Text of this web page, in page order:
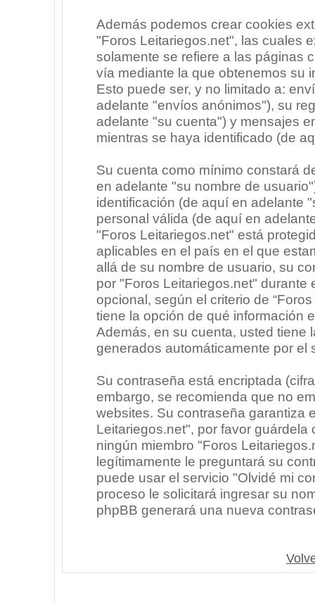
Además podemos crear cookies
"Foros Leitariegos.net", las cuales
solamente se refiere a las páginas
vía mediante la que obtenemos su
Esto puede ser, y no limitado a:
adelante "envíos anónimos"), su
adelante "su cuenta") y mensajes
mientras se haya identificado (de
Su cuenta como mínimo constará
en adelante "su nombre de
identificación (de aquí en adelante
personal válida (de aquí en
"Foros Leitariegos.net" está
aplicables en el país en el que
allá de su nombre de usuario, su
por "Foros Leitariegos.net" durante
opcional, según el criterio de
tiene la opción de qué información
Además, en su cuenta, usted tiene
generados automáticamente por el
Su contraseña está encriptada
embargo, se recomienda que no
websites. Su contraseña garantiza
Leitariegos.net", por favor
ningún miembro "Foros
legítimamente le preguntará su
puede usar el servicio "Olvidé mi
proceso le solicitará ingresar su
phpBB generará una nueva